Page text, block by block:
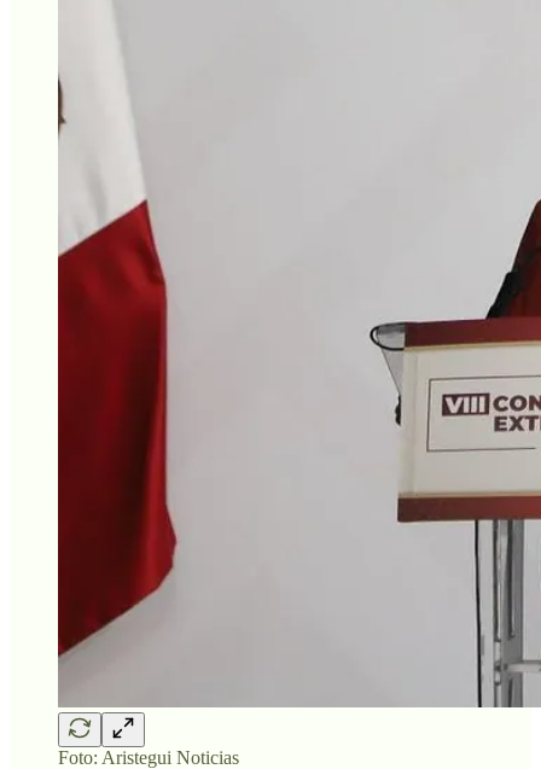
Foto: Aristegui Noticias